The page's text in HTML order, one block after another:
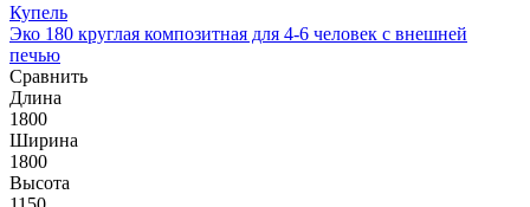
Купель
Эко 180 круглая композитная для 4-6 человек с внешней
печью
Сравнить
Длина
1800
Ширина
1800
Высота